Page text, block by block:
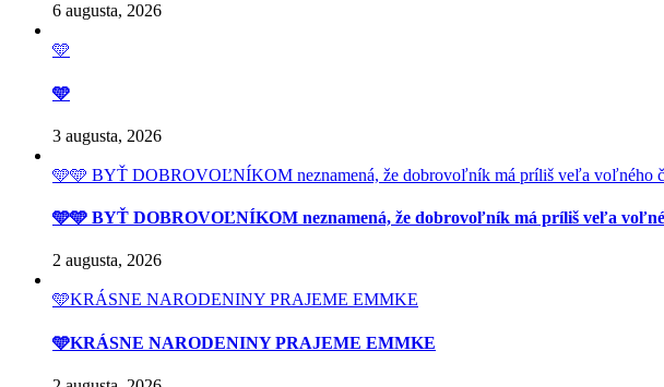
6 augusta, 2026
🩵
🩵
3 augusta, 2026
🩵🩵 BYŤ DOBROVOĽNÍKOM neznamená, že dobrovoľník má príliš veľa voľného
🩵🩵 BYŤ DOBROVOĽNÍKOM neznamená, že dobrovoľník má príliš veľa
2 augusta, 2026
🩵KRÁSNE NARODENINY PRAJEME EMMKE
🩵KRÁSNE NARODENINY PRAJEME EMMKE